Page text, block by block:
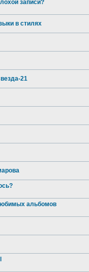
записи?
в стилях
21
альбомов